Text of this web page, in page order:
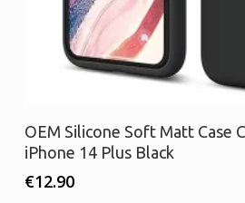
Διαβάστε
OEM Silicone Soft Matt Case
iPhone 14 Plus Black
€12.90